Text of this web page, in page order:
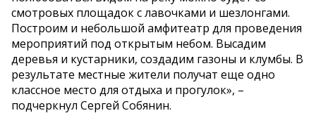
смотровых площадок с лавочками и шезлонгами.
Построим и небольшой амфитеатр для проведения
мероприятий под открытым небом. Высадим
деревья и кустарники, создадим газоны и клумбы. В
результате местные жители получат еще одно
классное место для отдыха и прогулок», –
подчеркнул Сергей Собянин.